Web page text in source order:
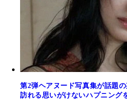
第2弾ヘアヌード写真集が話題
訪れる思いがけないハプニング